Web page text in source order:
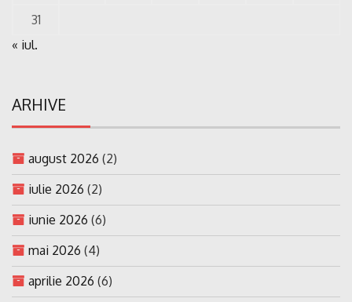
31
« iul.
ARHIVE
august 2026 (2)
iulie 2026 (2)
iunie 2026 (6)
mai 2026 (4)
aprilie 2026 (6)